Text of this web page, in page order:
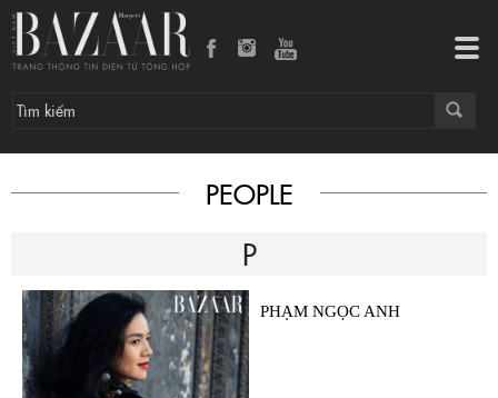
PEOPLE
P
PHẠM NGỌC ANH